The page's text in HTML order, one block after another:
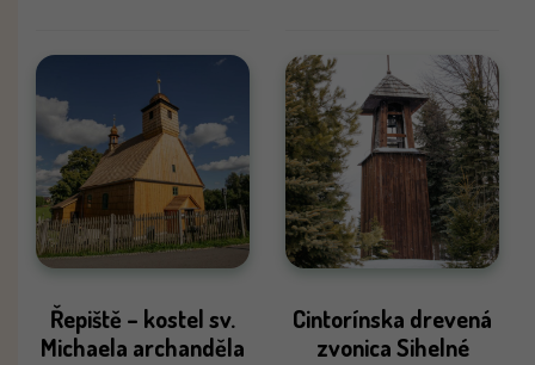
Řepiště – kostel sv.
Michaela archanděla
Cintorínska drevená
zvonica Sihelné